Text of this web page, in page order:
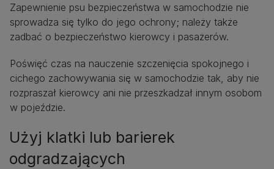
Zapewnienie psu bezpieczeństwa w samochodzie nie
sprowadza się tylko do jego ochrony; należy także
zadbać o bezpieczeństwo kierowcy i pasażerów.
Poświęć czas na nauczenie szczenięcia spokojnego i
cichego zachowywania się w samochodzie tak, aby nie
rozpraszał kierowcy ani nie przeszkadzał innym osobom
w pojeździe.
Użyj klatki lub barierek
odgradzających